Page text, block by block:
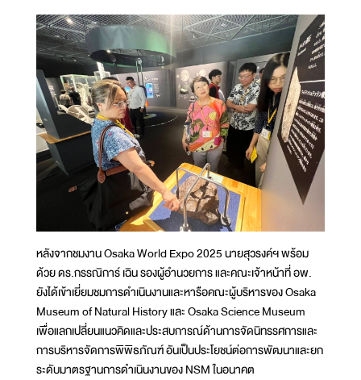
หลังจากชมงาน Osaka World Expo 2025 นายสุวรงค์ฯ พร้อม
ด้วย ดร.กรรณิการ์ เฉิน รองผู้อำนวยการ และคณะเจ้าหน้าที่ อพ.
ยังได้เข้าเยี่ยมชมการดำเนินงานและหารือคณะผู้บริหารของ Osaka
Museum of Natural History และ Osaka Science Museum
เพื่อแลกเปลี่ยนแนวคิดและประสบการณ์ด้านการจัดนิทรรศการและ
การบริหารจัดการพิพิธภัณฑ์ อันเป็นประโยชน์ต่อการพัฒนาและยก
ระดับมาตรฐานการดำเนินงานของ NSM ในอนาคต